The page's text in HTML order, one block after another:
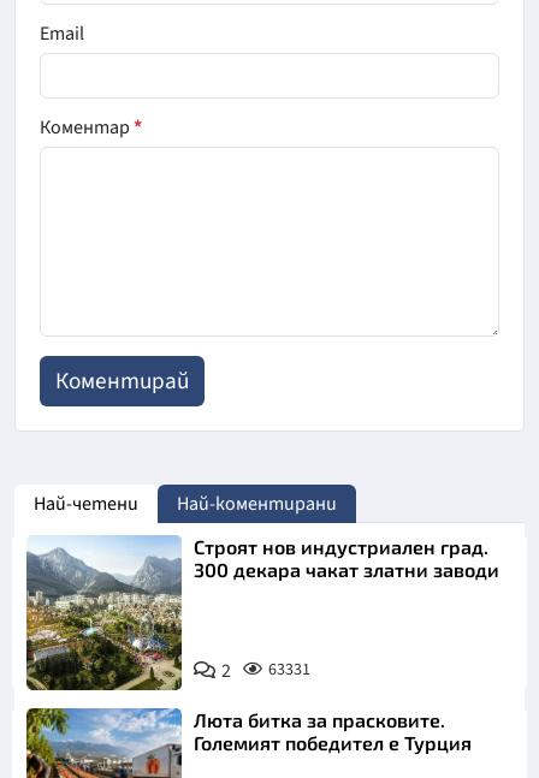
Email
Коментар*
Най-четени Най-коментирани
Строят нов индустриален град.
300 декара чакат златни заводи
2 63331
Люта битка за прасковите.
Големият победител е Турция